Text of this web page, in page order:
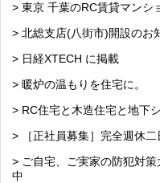
> 東京 千葉のRC賃貸マンシ
> 北総支店(八街市)開設のお
> 日経XTECH に掲載
> 暖炉の温もりを住宅に。
> RC住宅と木造住宅と地下
> ［正社員募集］完全週休二
> ご自宅、ご実家の防犯対
中